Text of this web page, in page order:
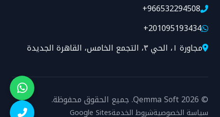
+966532294508
+201095193434
مجاورة ١، الحي ٣، التجمع الخامس، القاهرة الجديدة
© 2026 Qemma Soft. جميع الحقوق محفوظة.
سياسة الخصوصيةشروط الخدمةGoogle Sites